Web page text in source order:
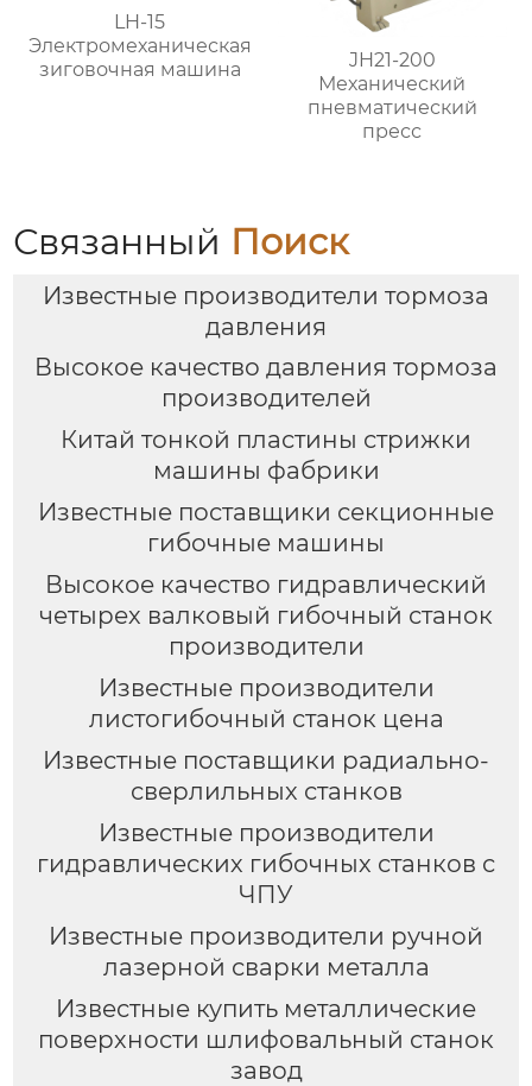
LH-15
Электромеханическая
зиговочная машина
JH21-200
Механический
пневматический
пресс
Связанный Поиск
Известные производители тормоза
давления
Высокое качество давления тормоза
производителей
Китай тонкой пластины стрижки
машины фабрики
Известные поставщики секционные
гибочные машины
Высокое качество гидравлический
четырех валковый гибочный станок
производители
Известные производители
листогибочный станок цена
Известные поставщики радиально-
сверлильных станков
Известные производители
гидравлических гибочных станков с
ЧПУ
Известные производители ручной
лазерной сварки металла
Известные купить металлические
поверхности шлифовальный станок
завод